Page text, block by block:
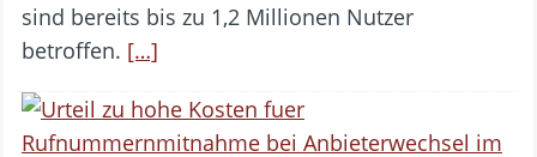
sind bereits bis zu 1,2 Millionen Nutzer
betroffen. […]